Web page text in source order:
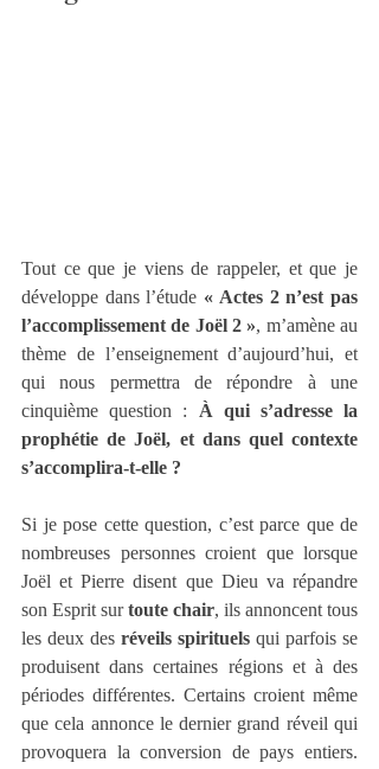
Tout ce que je viens de rappeler, et que je
développe dans l’étude « Actes 2 n’est pas
l’accomplissement de Joël 2 », m’amène au
thème de l’enseignement d’aujourd’hui, et
qui nous permettra de répondre à une
cinquième question : À qui s’adresse la
prophétie de Joël, et dans quel contexte
s’accomplira-t-elle ?
Si je pose cette question, c’est parce que de
nombreuses personnes croient que lorsque
Joël et Pierre disent que Dieu va répandre
son Esprit sur toute chair, ils annoncent tous
les deux des réveils spirituels qui parfois se
produisent dans certaines régions et à des
périodes différentes. Certains croient même
que cela annonce le dernier grand réveil qui
provoquera la conversion de pays entiers.